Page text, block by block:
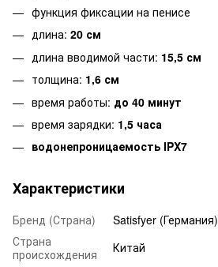
функция фиксации на пенисе
длина: 20 см
длина вводимой части: 15,5 см
толщина: 1,6 см
время работы: до 40 минут
время зарядки: 1,5 часа
водонепроницаемость IPX7
Характеристики
Бренд (Страна)
Satisfyer (Германия)
Страна
происхождения
Китай